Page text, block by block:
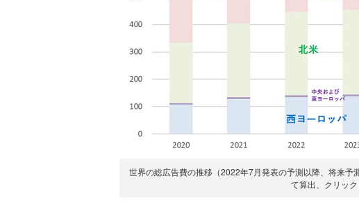
世界の総広告費の推移（2022年7月発表の予測以降、将来
て算出、クリック